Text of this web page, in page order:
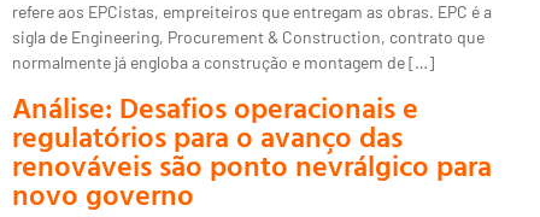
refere aos EPCistas, empreiteiros que entregam as obras. EPC é a
sigla de Engineering, Procurement & Construction, contrato que
normalmente já engloba a construção e montagem de […]
Análise: Desafios operacionais e
regulatórios para o avanço das
renováveis são ponto nevrálgico para
novo governo